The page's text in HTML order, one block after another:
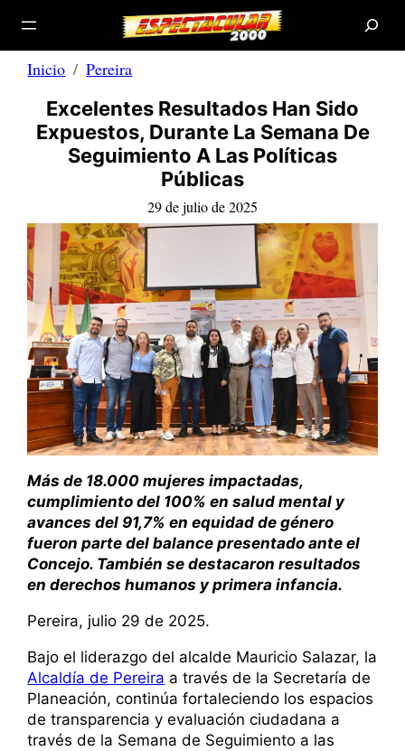
Saltar
contenido
a
Inicio Pereira
Excelentes Resultados Han Sido
Expuestos, Durante La Semana De
Seguimiento A Las Políticas
Públicas
29 de julio de 2025
Más de 18.000 mujeres impactadas,
cumplimiento del 100% en salud mental y
avances del 91,7% en equidad de género
fueron parte del balance presentado ante el
Concejo. También se destacaron resultados
en derechos humanos y primera infancia.
Pereira, julio 29 de 2025.
Bajo el liderazgo del alcalde Mauricio Salazar, la
Alcaldía de Pereira a través de la Secretaría de
Planeación, continúa fortaleciendo los espacios
de transparencia y evaluación ciudadana a
través de la Semana de Seguimiento a las